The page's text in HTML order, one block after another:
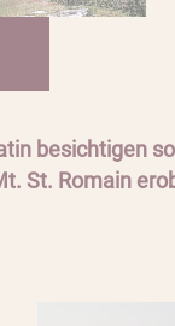
besichtigen
St. Romain